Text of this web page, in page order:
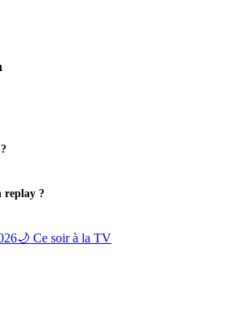
replay ?
🌙 Ce soir à la TV